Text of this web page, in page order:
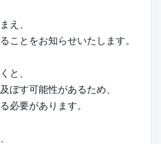
え、
ことをお知らせいたします。
と、
ぼす可能性があるため、
必要があります。